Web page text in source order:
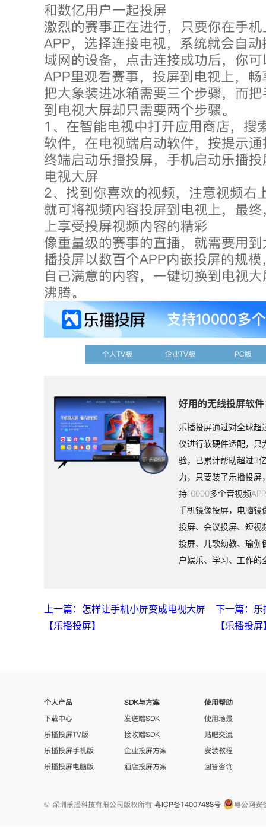
和数亿用户一起投屏
激烈的赛事正在进行，只要你在手
APP，选择连接电视，系统就会自
域网的设备，点击连接成功后，你
APP里观看赛事，投屏到电视上，
把大象装进冰箱需要三个步骤，而
到电视大屏却只需要两个步骤。
1、在智能电视中打开应用商店，搜
软件，在电视端启动软件，按提示
终端启动乐播投屏，手机启动乐播
电视大屏
2、找到你喜欢的视频，注意视频右
就可将视频内容投屏到电视上，最
上享受投屏视频内容的精彩
像重量级的赛事的直播，就需要用
播投屏以数百个APP内嵌投屏的规
自己满意的内容，一键切换到电视
沸腾。
个人TV版 企业TV版 PC版
好用的无线投屏软
乐播投屏通过对全球超
仪进行软硬件适配，只
验，已累计帮助超过3
力，只要装了乐播投屏
持10000多个音视频
手机镜像投屏，电脑镜
投屏、会议投屏、短视
投屏、儿歌幼教、瑜伽
户娱乐、学习、工作的
上一篇：怎样让手机小屏变成电视大屏
【乐播投屏】
下一篇：
【乐播投
个人产品
下载中心
乐播投屏TV版
乐播投屏手机版
乐播投屏电脑版
SDK与方案
发送端SDK
接收端SDK
企业投屏方案
酒店投屏方案
使用帮助
使用场景
贴吧交流
安装教程
回答咨询
© 深圳乐播科技有限公司版权所有 粤ICP备14007488号 粤公网安